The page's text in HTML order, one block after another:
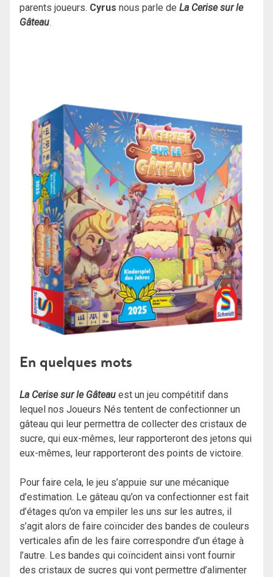
parents joueurs. Cyrus nous parle de La Cerise sur le
Gâteau.
En quelques mots
La Cerise sur le Gâteau est un jeu compétitif dans
lequel nos Joueurs Nés tentent de confectionner un
gâteau qui leur permettra de collecter des cristaux de
sucre, qui eux-mêmes, leur rapporteront des jetons qui
eux-mêmes, leur rapporteront des points de victoire.
Pour faire cela, le jeu s’appuie sur une mécanique
d’estimation. Le gâteau qu’on va confectionner est fait
d’étages qu’on va empiler les uns sur les autres, il
s’agit alors de faire coïncider des bandes de couleurs
verticales afin de les faire correspondre d’un étage à
l’autre. Les bandes qui coïncident ainsi vont fournir
des cristaux de sucres qui vont permettre d’alimenter